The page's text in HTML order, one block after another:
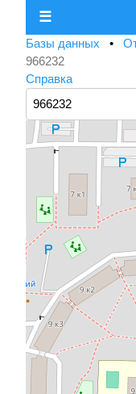
☰
Базы данных •
966232
Справка